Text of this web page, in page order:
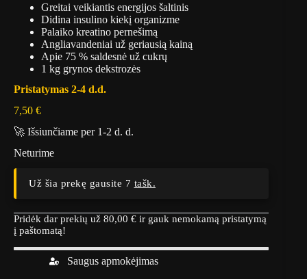
Greitai veikiantis energijos šaltinis
Didina insulino kiekį organizme
Palaiko kreatino pernešimą
Angliavandeniai už geriausią kainą
Apie 75 % saldesnė už cukrų
1 kg grynos dekstrozės
Pristatymas 2-4 d.d.
7,50 €
🚀 Išsiunčiame per 1-2 d. d.
Neturime
Už šia prekę gausite 7 tašk.
Pridėk dar prekių už 80,00 € ir gauk nemokamą pristatymą
į paštomatą!
Saugus apmokėjimas